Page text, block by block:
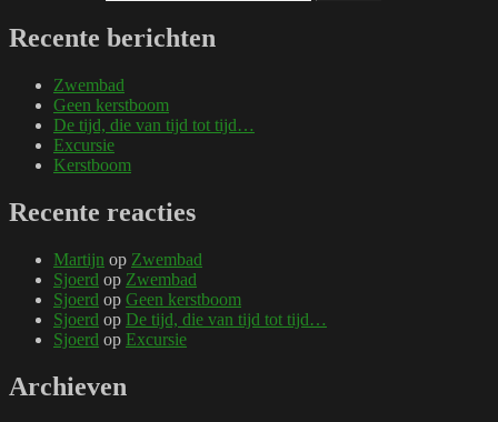
Recente berichten
Zwembad
Geen kerstboom
De tijd, die van tijd tot tijd…
Excursie
Kerstboom
Recente reacties
Martijn op Zwembad
Sjoerd op Zwembad
Sjoerd op Geen kerstboom
Sjoerd op De tijd, die van tijd tot tijd…
Sjoerd op Excursie
Archieven